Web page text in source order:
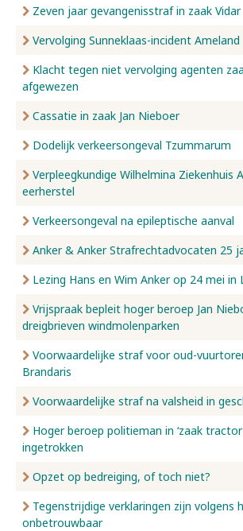
Zeven jaar gevangenisstraf in zaak Vidar
Vervolging Sunneklaas-incident Ameland
Klacht tegen niet vervolging agenten
afgewezen
Cassatie in zaak Jan Nieboer
Dodelijk verkeersongeval Tzummarum
Verpleegkundige Wilhelmina Ziekenhuis
eerherstel
Verkeersongeval na epileptische aanval
Anker & Anker Strafrechtadvocaten 25
Lezing Hans en Wim Anker op 24 mei in
Vrijspraak bepleit hoger beroep Jan
dreigbrieven windmolenparken
Voorwaardelijke straf voor oud-
Brandaris
Voorwaardelijke straf na valsheid in
Hoger beroep politieman in ‘zaak tractor
ingetrokken
Opzet op bedreiging, of toch niet?
Tegenstrijdige verklaringen zijn volgens
onbetrouwbaar